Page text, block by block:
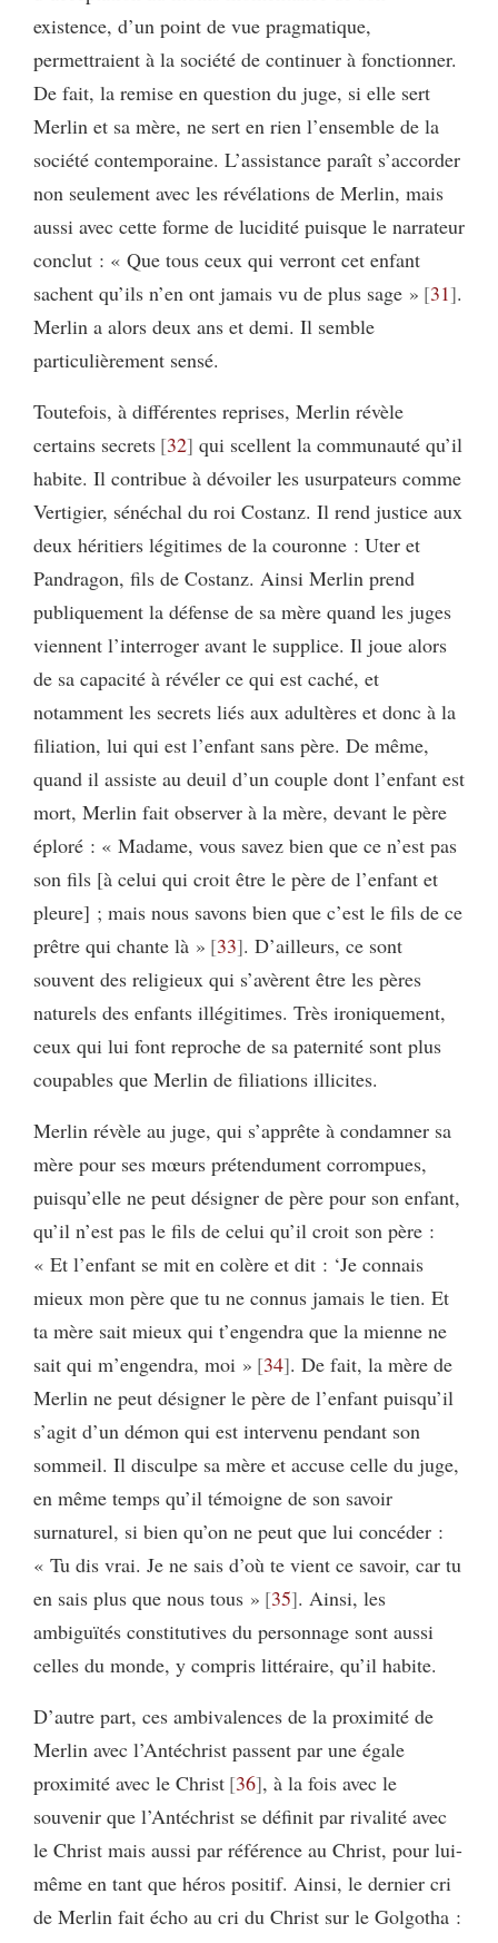
existence, d’un point de vue pragmatique,
permettraient à la société de continuer à fonctionner.
De fait, la remise en question du juge, si elle sert
Merlin et sa mère, ne sert en rien l’ensemble de la
société contemporaine. L’assistance paraît s’accorder
non seulement avec les révélations de Merlin, mais
aussi avec cette forme de lucidité puisque le narrateur
conclut : « Que tous ceux qui verront cet enfant
sachent qu’ils n’en ont jamais vu de plus sage » 31 .
Merlin a alors deux ans et demi. Il semble
particulièrement sensé.
Toutefois, à différentes reprises, Merlin révèle
certains secrets 32 qui scellent la communauté qu’il
habite. Il contribue à dévoiler les usurpateurs comme
Vertigier, sénéchal du roi Costanz. Il rend justice aux
deux héritiers légitimes de la couronne : Uter et
Pandragon, fils de Costanz. Ainsi Merlin prend
publiquement la défense de sa mère quand les juges
viennent l’interroger avant le supplice. Il joue alors
de sa capacité à révéler ce qui est caché, et
notamment les secrets liés aux adultères et donc à la
filiation, lui qui est l’enfant sans père. De même,
quand il assiste au deuil d’un couple dont l’enfant est
mort, Merlin fait observer à la mère, devant le père
éploré : « Madame, vous savez bien que ce n’est pas
son fils [à celui qui croit être le père de l’enfant et
pleure] ; mais nous savons bien que c’est le fils de ce
prêtre qui chante là » 33 . D’ailleurs, ce sont
souvent des religieux qui s’avèrent être les pères
naturels des enfants illégitimes. Très ironiquement,
ceux qui lui font reproche de sa paternité sont plus
coupables que Merlin de filiations illicites.
Merlin révèle au juge, qui s’apprête à condamner sa
mère pour ses mœurs prétendument corrompues,
puisqu’elle ne peut désigner de père pour son enfant,
qu’il n’est pas le fils de celui qu’il croit son père :
« Et l’enfant se mit en colère et dit : ‘Je connais
mieux mon père que tu ne connus jamais le tien. Et
ta mère sait mieux qui t’engendra que la mienne ne
sait qui m’engendra, moi » 34 . De fait, la mère de
Merlin ne peut désigner le père de l’enfant puisqu’il
s’agit d’un démon qui est intervenu pendant son
sommeil. Il disculpe sa mère et accuse celle du juge,
en même temps qu’il témoigne de son savoir
surnaturel, si bien qu’on ne peut que lui concéder :
« Tu dis vrai. Je ne sais d’où te vient ce savoir, car tu
en sais plus que nous tous » 35 . Ainsi, les
ambiguïtés constitutives du personnage sont aussi
celles du monde, y compris littéraire, qu’il habite.
D’autre part, ces ambivalences de la proximité de
Merlin avec l’Antéchrist passent par une égale
proximité avec le Christ 36 , à la fois avec le
souvenir que l’Antéchrist se définit par rivalité avec
le Christ mais aussi par référence au Christ, pour lui-
même en tant que héros positif. Ainsi, le dernier cri
de Merlin fait écho au cri du Christ sur le Golgotha :